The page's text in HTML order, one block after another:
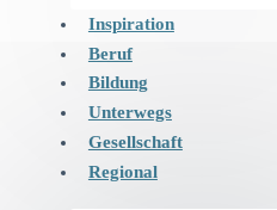
Inspiration
Beruf
Bildung
Unterwegs
Gesellschaft
Regional